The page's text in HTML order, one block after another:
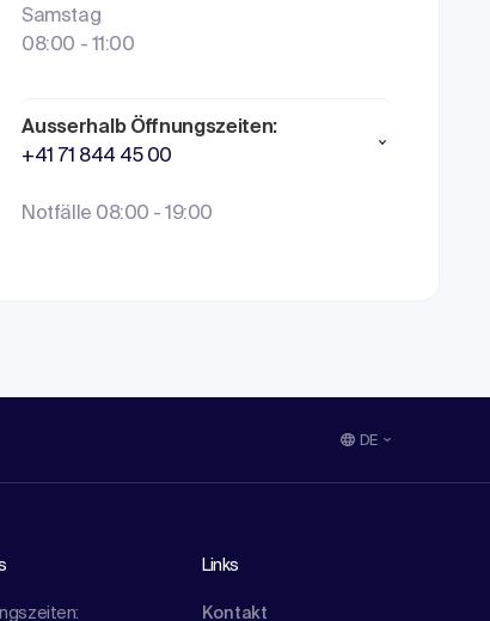
Samstag
08:00 - 11:00
Ausserhalb Öffnungszeiten:
+41 71 844 45 00
Notfälle 08:00 - 19:00
DE
Links
Kontakt